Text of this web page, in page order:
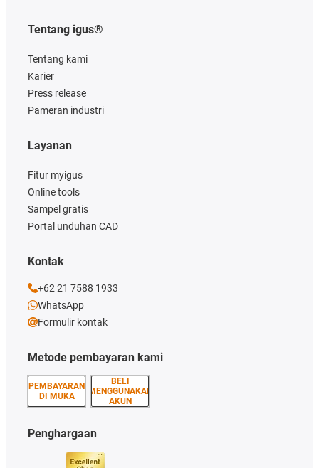
Tentang igus®
Tentang kami
Karier
Press release
Pameran industri
Metode pembayaran kami
PEMBAYARAN
DI MUKA
BELI
MENGGUNAKAN
AKUN
Layanan
Fitur myigus
Online tools
Sampel gratis
Portal unduhan CAD
Penghargaan
Kontak
+62 21 7588 1933
WhatsApp
Formulir kontak